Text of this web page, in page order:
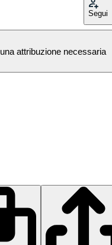
Segui
attribuzione necessaria